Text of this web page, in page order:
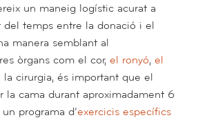
un maneig logístic acurat a
del temps entre la donació i el
manera semblant al
òrgans com el cor, el ronyó, el
la cirurgia, és important que el
la cama durant aproximadament 6
programa d’exercicis específics